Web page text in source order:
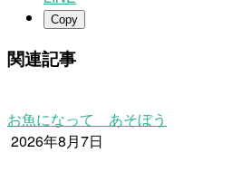
Copy
関連記事
お魚になって あそぼう
2026年8月7日